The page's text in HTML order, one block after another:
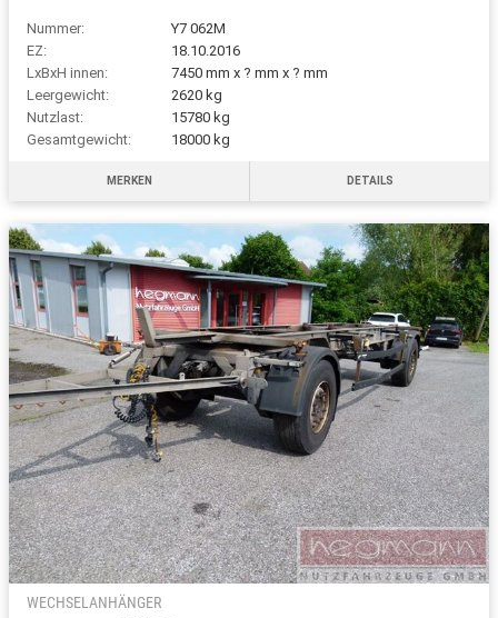
Nummer:
Y7 062M
EZ:
18.10.2016
LxBxH innen:
7450 mm x ? mm x ? mm
Leergewicht:
2620 kg
Nutzlast:
15780 kg
Gesamtgewicht:
18000 kg
MERKEN DETAILS
WECHSELANHÄNGER